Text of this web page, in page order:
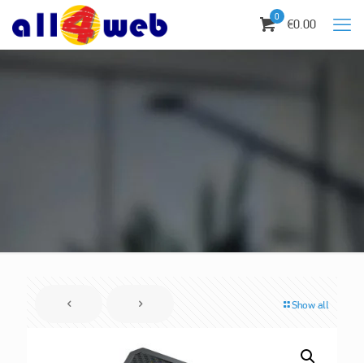
0 €0.00
Show all